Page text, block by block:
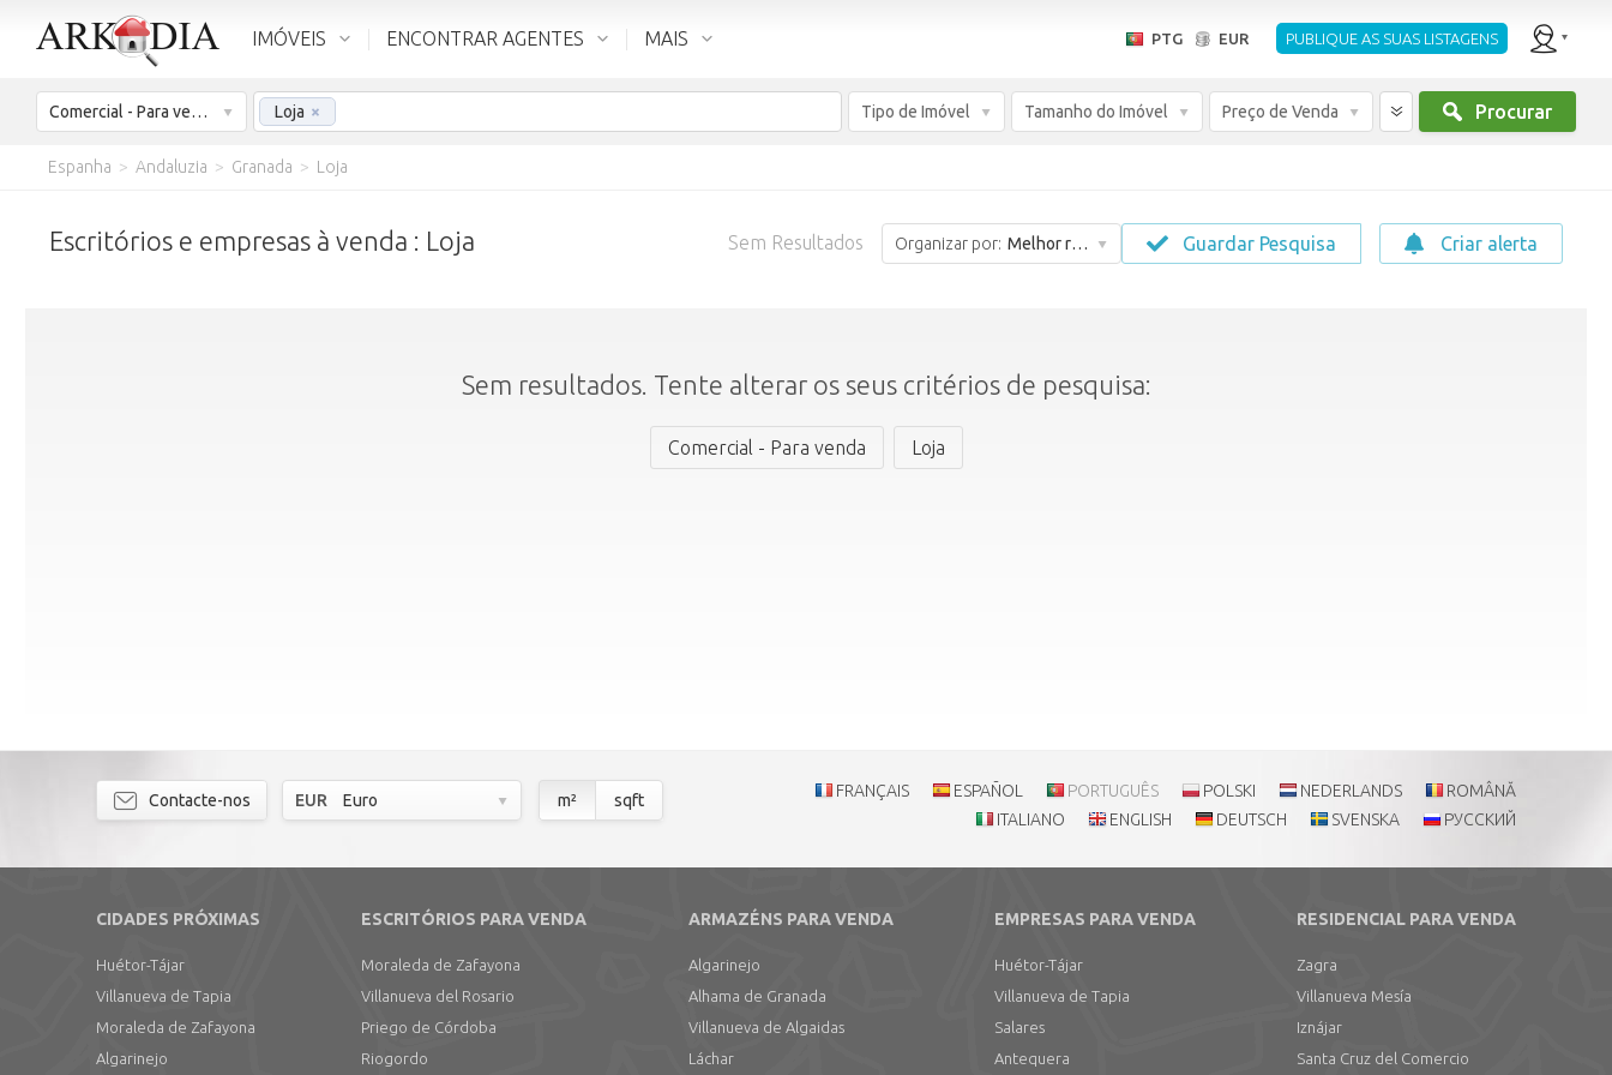
IMÓVEIS ENCONTRAR AGENTES MAIS PTG EUR PUBLIQUE AS SUAS LISTAGENS
Comercial - Para venda Loja × Tipo de Imóvel Tamanho do Imóvel Preço de Venda Procurar
Espanha > Andaluzia > Granada > Loja
Escritórios e empresas à venda : Loja Sem Resultados Organizar por: Melhor resultado Guardar Pesquisa Criar alerta
Sem resultados. Tente alterar os seus critérios de pesquisa:
Comercial - Para venda Loja
Contacte-nos EUR Euro m² sqft FRANÇAIS ESPAÑOL PORTUGUÊS POLSKI NEDERLANDS
ROMÂNĂ
ITALIANO
ENGLISH DEUTSCH SVENSKA РУССКИЙ
CIDADES PRÓXIMAS
Huétor-Tájar
Villanueva de Tapia
Moraleda de Zafayona
Algarinejo
ESCRITÓRIOS PARA VENDA
Moraleda de Zafayona
Villanueva del Rosario
Priego de Córdoba
Riogordo
ARMAZÉNS PARA VENDA
Algarinejo
Alhama de Granada
Villanueva de Algaidas
Láchar
EMPRESAS PARA VENDA
Huétor-Tájar
Villanueva de Tapia
Salares
Antequera
RESIDENCIAL PARA VENDA
Zagra
Villanueva Mesía
Iznájar
Santa Cruz del Comercio